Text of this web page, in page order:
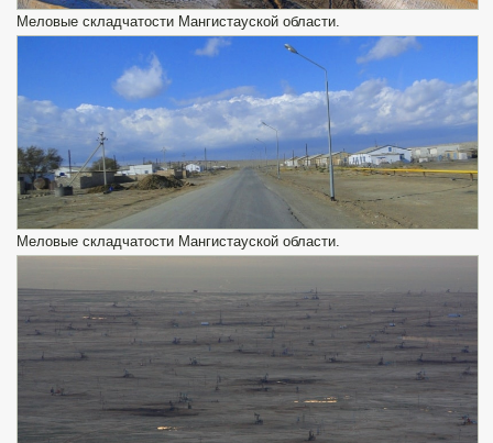
Меловые складчатости Мангистауской области.
Меловые складчатости Мангистауской области.